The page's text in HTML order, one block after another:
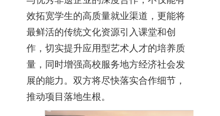
效拓宽学生的高质量就业渠道，更能将
最鲜活的传统文化资源引入课堂和创
作，切实提升应用型艺术人才的培养质
量，同时增强高校服务地方经济社会发
展的能力。双方将尽快落实合作细节，
推动项目落地生根。